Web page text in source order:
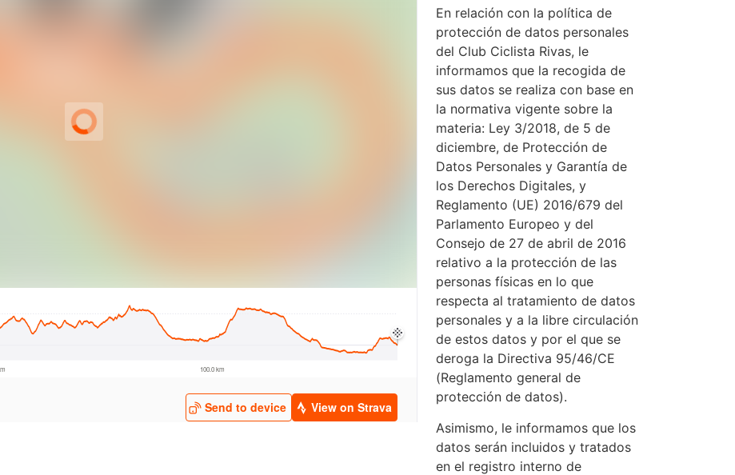
En relación con la política de
protección de datos personales
del Club Ciclista Rivas, le
informamos que la recogida de
sus datos se realiza con base en
la normativa vigente sobre la
materia: Ley 3/2018, de 5 de
diciembre, de Protección de
Datos Personales y Garantía de
los Derechos Digitales, y
Reglamento (UE) 2016/679 del
Parlamento Europeo y del
Consejo de 27 de abril de 2016
relativo a la protección de las
personas físicas en lo que
respecta al tratamiento de datos
personales y a la libre circulación
de estos datos y por el que se
deroga la Directiva 95/46/CE
(Reglamento general de
protección de datos).
Asimismo, le informamos que los
datos serán incluidos y tratados
en el registro interno de